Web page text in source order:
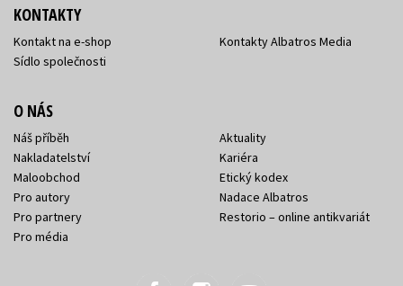
KONTAKTY
Kontakt na e-shop
Sídlo společnosti
Kontakty Albatros Media
O NÁS
Náš příběh
Nakladatelství
Maloobchod
Pro autory
Pro partnery
Pro média
Aktuality
Kariéra
Etický kodex
Nadace Albatros
Restorio – online antikvariát